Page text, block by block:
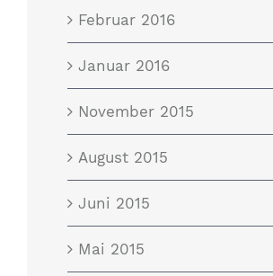
Februar 2016
Januar 2016
November 2015
August 2015
Juni 2015
Mai 2015